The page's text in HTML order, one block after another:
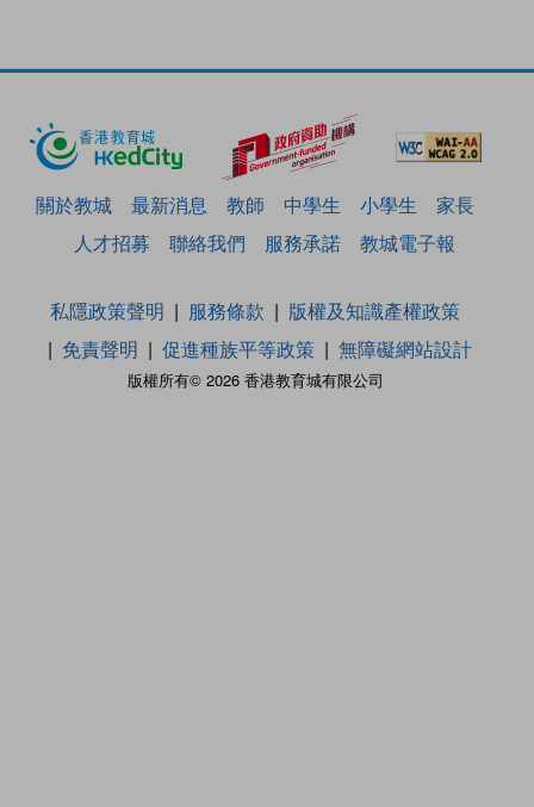
關於教城 最新消息 教師 中學生 小學生
家長
人才招募
聯絡我們 服務承諾 教城電子報
版權所有© 2026 香港教育城有限公司
私隱政策聲明 服務條款
版權及知識產權政策
免責聲明
促進種族平等政策 無障礙網站設計